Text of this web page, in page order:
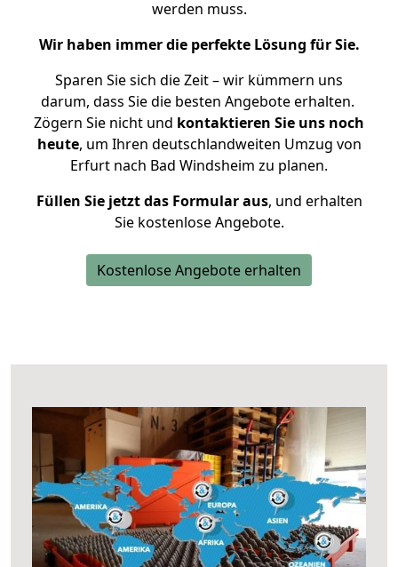
werden muss.
Wir haben immer die perfekte Lösung für Sie.
Sparen Sie sich die Zeit – wir kümmern uns
darum, dass Sie die besten Angebote erhalten.
Zögern Sie nicht und kontaktieren Sie uns noch
heute, um Ihren deutschlandweiten Umzug von
Erfurt nach Bad Windsheim zu planen.
Füllen Sie jetzt das Formular aus, und erhalten
Sie kostenlose Angebote.
Kostenlose Angebote erhalten